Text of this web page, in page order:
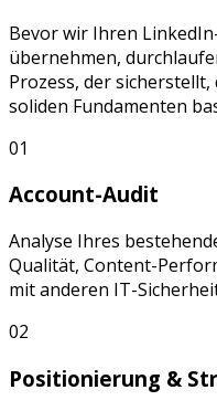
Bevor wir Ihren LinkedIn
übernehmen,
Prozess, der
soliden Fundamenten
01
Account-Audit
Analyse Ihres
Qualität, Content-
mit anderen IT-
02
Positionierung &